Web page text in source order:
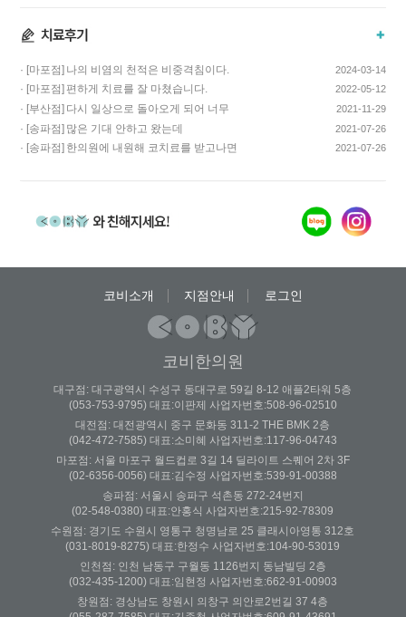
· [마포점] 나의 비염의 천적은 비중격침이다. 2024-03-14
· [마포점] 편하게 치료를 잘 마쳤습니다. 2022-05-12
· [부산점] 다시 일상으로 돌아오게 되어 너무
기쁩니다…
2021-11-29
· [송파점] 많은 기대 안하고 왔는데
코스요리처럼 이어…
2021-07-26
· [송파점] 한의원에 내원해 코치료를 받고나면
2021-07-26
코비소개 지점안내 로그인
코비한의원
대구점: 대구광역시 수성구 동대구로 59길 8-12 애플2타워 5층
(053-753-9795) 대표:이판제 사업자번호:508-96-02510
대전점: 대전광역시 중구 문화동 311-2 THE BMK 2층
(042-472-7585) 대표:소미혜 사업자번호:117-96-04743
마포점: 서울 마포구 월드컵로 3길 14 딜라이트 스퀘어 2차 3F
(02-6356-0056) 대표:김수정 사업자번호:539-91-00388
송파점: 서울시 송파구 석촌동 272-24번지
(02-548-0380) 대표:안홍식 사업자번호:215-92-78309
수원점: 경기도 수원시 영통구 청명남로 25 클래시아영통 312호
(031-8019-8275) 대표:한정수 사업자번호:104-90-53019
인천점: 인천 남동구 구월동 1126번지 동남빌딩 2층
(032-435-1200) 대표:임현정 사업자번호:662-91-00903
창원점: 경상남도 창원시 의창구 의안로2번길 37 4층